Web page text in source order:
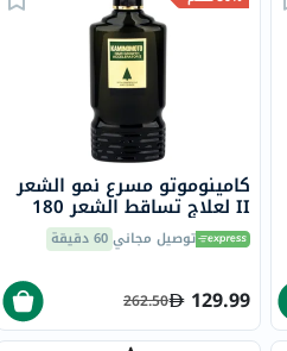
كامينوموتو مسرع نمو الشعر
II لعلاج تساقط الشعر 180
مل توصيل مجاني60 دقيقة
129.99
262.50